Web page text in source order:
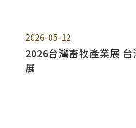
2026-05-12
2026台灣畜牧產業展 台
展